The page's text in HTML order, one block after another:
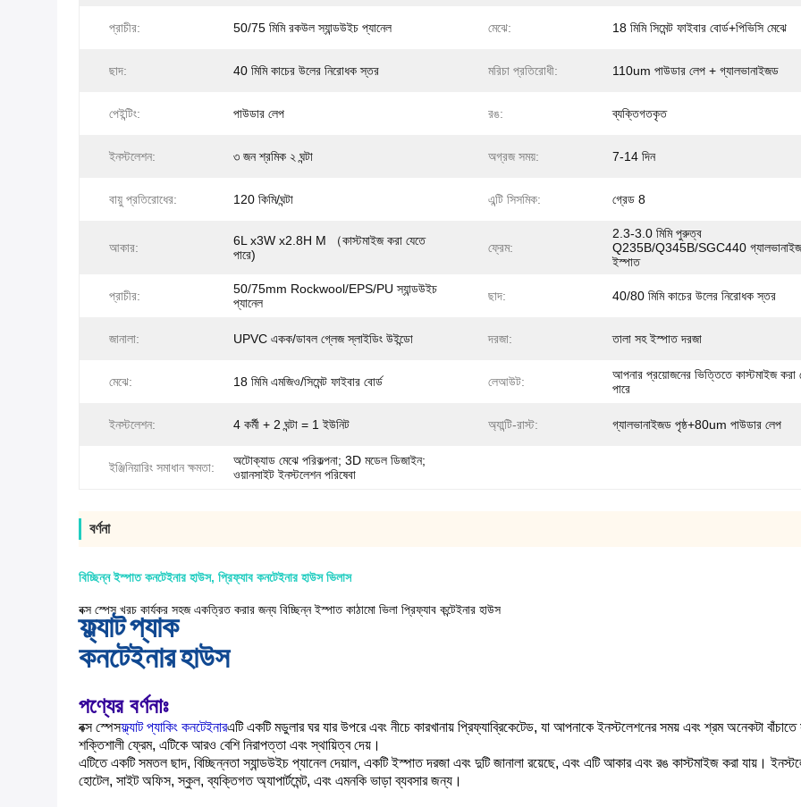
প্রাচীর: 50/75 মিমি রকউল স্যান্ডউইচ প্যানেল মেঝে: 18 মিমি সিমেন্ট ফাইবার বোর্ড+পিভিসি মেঝে
ছাদ: 40 মিমি কাচের উলের নিরোধক স্তর মরিচা প্রতিরোধী: 110um পাউডার লেপ + গ্যালভানাইজড
পেইন্টিং: পাউডার লেপ রঙ: ব্যক্তিগতকৃত
ইনস্টলেশন: ৩ জন শ্রমিক ২ ঘন্টা অগ্রজ সময়: 7-14 দিন
বায়ু প্রতিরোধের: 120 কিমি/ঘন্টা এন্টি সিসমিক: গ্রেড 8
আকার:
6L x3W x2.8H M （কাস্টমাইজ করা যেতে
পারে)
ফ্রেম:
2.3-3.0 মিমি পুরুত্ব
Q235B/Q345B/SGC440
ইস্পাত
প্রাচীর:
50/75mm Rockwool/EPS/PU স্যান্ডউইচ
প্যানেল
ছাদ: 40/80 মিমি কাচের উলের নিরোধক স্তর
জানালা: UPVC একক/ডাবল গ্লেজ স্লাইডিং উইন্ডো দরজা: তালা সহ ইস্পাত দরজা
মেঝে: 18 মিমি এমজিও/সিমেন্ট ফাইবার বোর্ড লেআউট:
আপনার প্রয়োজনের ভিত্তিতে কাস্টমাইজ করা
পারে
ইনস্টলেশন: 4 কর্মী + 2 ঘন্টা = 1 ইউনিট অ্যান্টি-রাস্ট: গ্যালভানাইজড পৃষ্ঠ+80um পাউডার লেপ
ইঞ্জিনিয়ারিং সমাধান ক্ষমতা:
অটোক্যাড মেঝে পরিকল্পনা; 3D মডেল ডিজাইন;
ওয়ানসাইট ইনস্টলেশন পরিষেবা
বর্ণনা
বিচ্ছিন্ন ইস্পাত কনটেইনার হাউস, প্রিফ্যাব কনটেইনার হাউস ভিলাস
বক্স স্পেস খরচ কার্যকর সহজ একত্রিত করার জন্য বিচ্ছিন্ন ইস্পাত কাঠামো ভিলা প্রিফ্যাব কন্টেইনার হাউস
ফ্ল্যাট প্যাক
কনটেইনার হাউস
পণ্যের বর্ণনাঃ
বক্স স্পেসফ্ল্যাট প্যাকিং কনটেইনারএটি একটি মডুলার ঘর যার উপরে এবং নীচে কারখানায় প্রিফ্যাব্রিকেটেড, যা আপনাকে ইনস্টলেশনের সময় এবং শ্রম অনেকটা
শক্তিশালী ফ্রেম, এটিকে আরও বেশি নিরাপত্তা এবং স্থায়িত্ব দেয়।
এটিতে একটি সমতল ছাদ, বিচ্ছিন্নতা স্যান্ডউইচ প্যানেল দেয়াল, একটি ইস্পাত দরজা এবং দুটি জানালা রয়েছে, এবং এটি আকার এবং রঙ কাস্টমাইজ করা যায়।
হোটেল, সাইট অফিস, স্কুল, ব্যক্তিগত অ্যাপার্টমেন্ট, এবং এমনকি ভাড়া ব্যবসার জন্য।